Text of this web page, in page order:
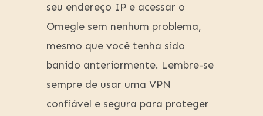
seu endereço IP e acessar o
Omegle sem nenhum problema,
mesmo que você tenha sido
banido anteriormente. Lembre-se
sempre de usar uma VPN
confiável e segura para proteger